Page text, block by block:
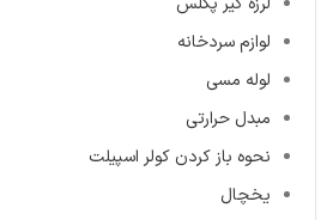
لوازم سردخانه
لوله مسی
مبدل حرارتی
نحوه باز کردن کولر اسپیلت
یخچال